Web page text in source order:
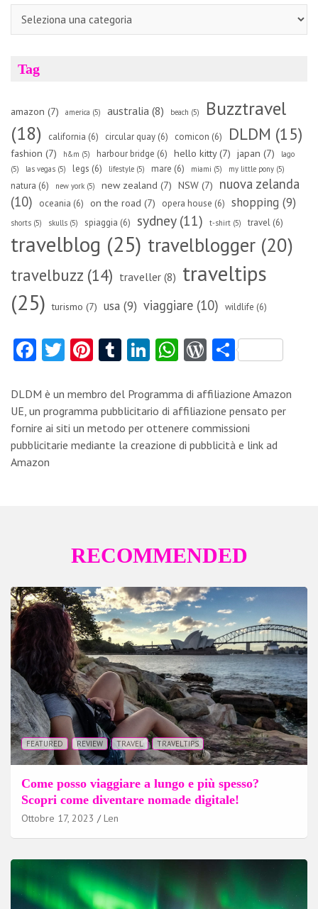
Tag
amazon (7) america (5) australia (8) beach (5)
Buzztravel
(18)
california (6) circular quay (6) comicon (6) DLDM (15)
fashion (7) h&m (5) harbour bridge (6) hello kitty(7) japan (7)
lago
(5)
las vegas (5) legs (6) lifestyle (5) mare (6) miami (5) my little pony (5)
natura (6) new york (5) new zealand (7) NSW (7)
nuova zelanda
(10)
oceania (6) on the road (7) opera house (6) shopping (9)
shorts (5) skulls (5) spiaggia (6) sydney(11) t-shirt (5) travel (6)
travelblog (25) travelblogger (20)
travelbuzz (14) traveller (8) traveltips
(25) turismo (7) usa (9) viaggiare (10) wildlife (6)
Fa
b
o
o
k
T
itt
er
Pi
er
es
t
T
m
bl
r
Li
e
dI
n
W
ts
A
p
W
d
Pr
es
C
n
di
vi
DLDM è un membro del Programma di affiliazione Amazon
UE, un programma pubblicitario di affiliazione pensato per
fornire ai siti un metodo per ottenere commissioni
pubblicitarie mediante la creazione di pubblicità e link ad
Amazon
RECOMMENDED
FEATURED REVIEW TRAVEL TRAVELTIPS
Come posso viaggiare a lungo e più spesso?
Scopri come diventare nomade digitale!
Ottobre 17, 2023 Len